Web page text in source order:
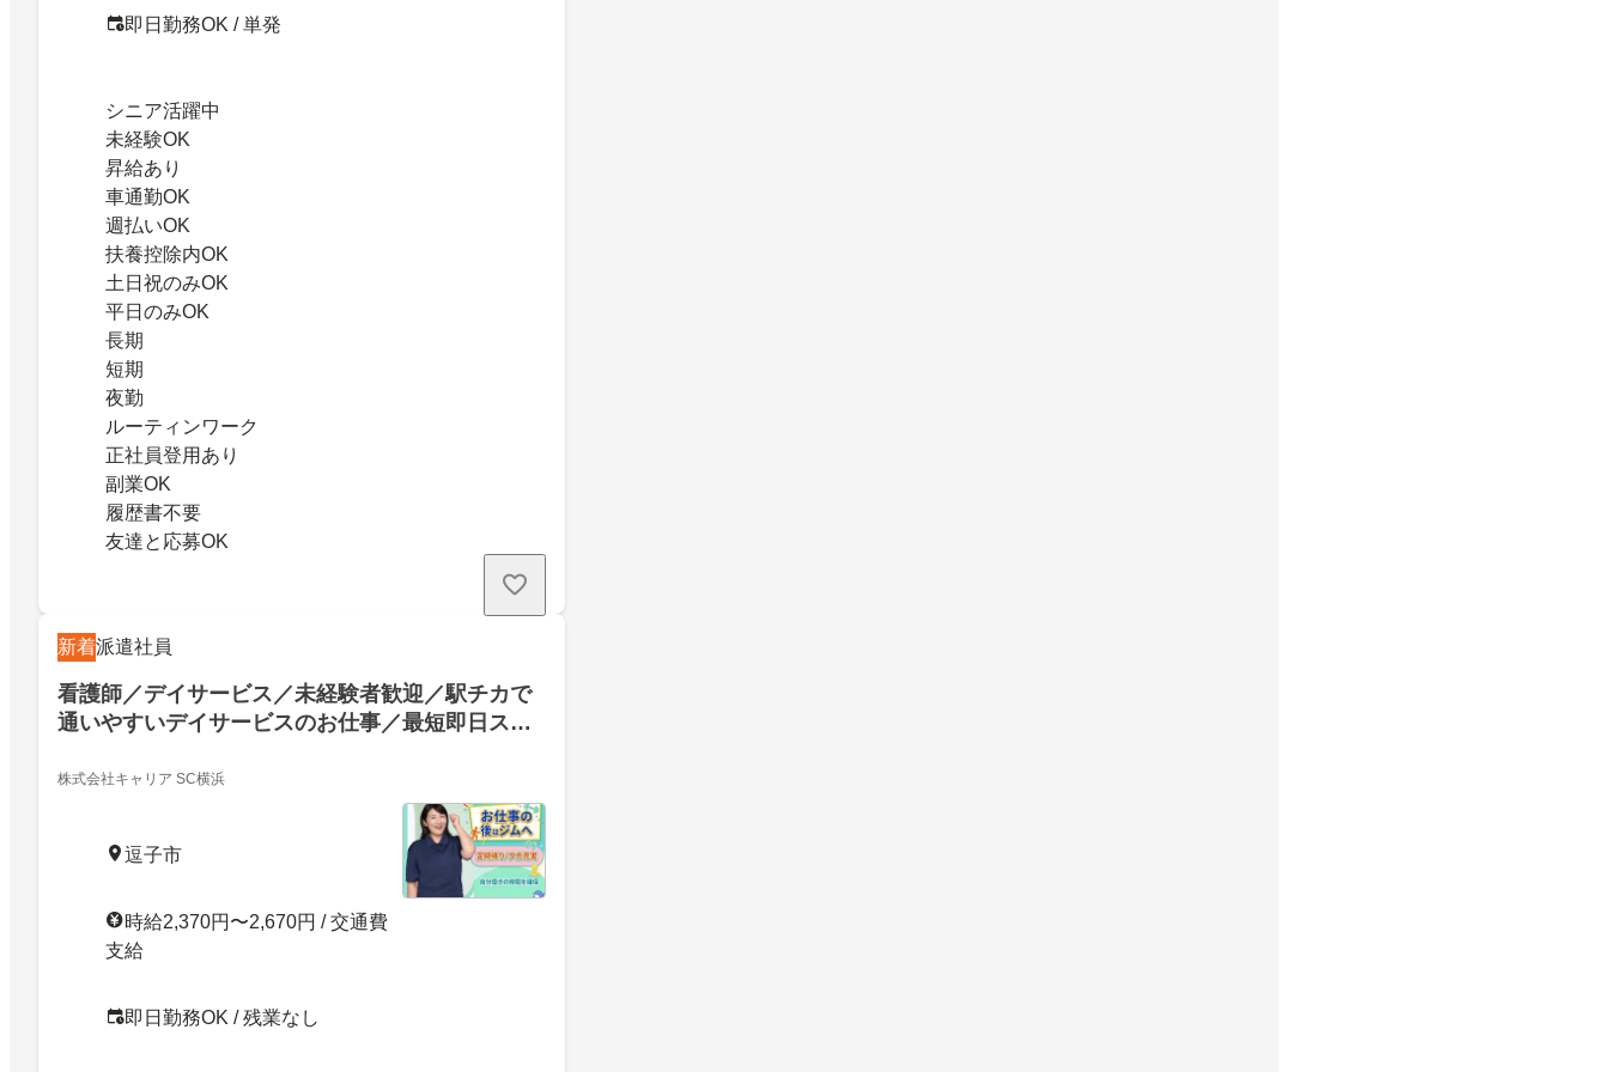
即日勤務OK / 単発
シニア活躍中
未経験OK
昇給あり
車通勤OK
週払いOK
扶養控除内OK
土日祝のみOK
平日のみOK
長期
短期
夜勤
ルーティンワーク
正社員登用あり
副業OK
履歴書不要
友達と応募OK
新着派遣社員
看護師／デイサービス／未経験者歓迎／駅チカで
通いやすいデイサービスのお仕事／最短即日スタ
株式会社キャリア SC横浜
逗子市
時給2,370円〜2,670円 / 交通費
支給
即日勤務OK / 残業なし